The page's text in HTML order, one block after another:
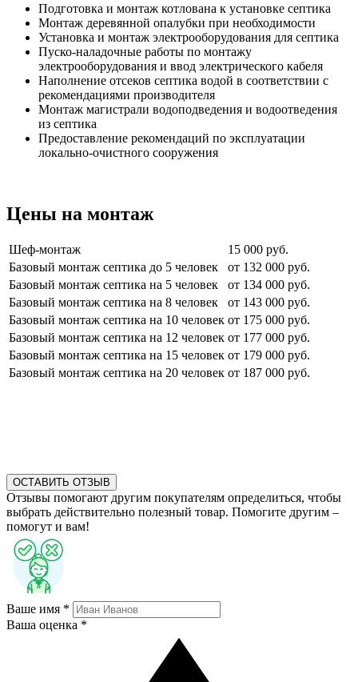
Подготовка и монтаж котлована к установке септика
Монтаж деревянной опалубки при необходимости
Установка и монтаж электрооборудования для септика
Пуско-наладочные работы по монтажу
электрооборудования и ввод электрического кабеля
Наполнение отсеков септика водой в соответствии с
рекомендациями производителя
Монтаж магистрали водоподведения и водоотведения
из септика
Предоставление рекомендаций по эксплуатации
локально-очистного сооружения
Цены на монтаж
Шеф-монтаж
15 000 руб.
Базовый монтаж септика до 5 человек
от 132 000 руб.
Базовый монтаж септика на 5 человек
от 134 000 руб.
Базовый монтаж септика на 8 человек
от 143 000 руб.
Базовый монтаж септика на 10 человек от 175 000 руб.
Базовый монтаж септика на 12 человек от 177 000 руб.
Базовый монтаж септика на 15 человек от 179 000 руб.
Базовый монтаж септика на 20 человек от 187 000 руб.
ОСТАВИТЬ ОТЗЫВ
Отзывы помогают другим покупателям определиться, чтобы
выбрать действительно полезный товар. Помогите другим –
помогут и вам!
Ваше имя *
Ваша оценка *